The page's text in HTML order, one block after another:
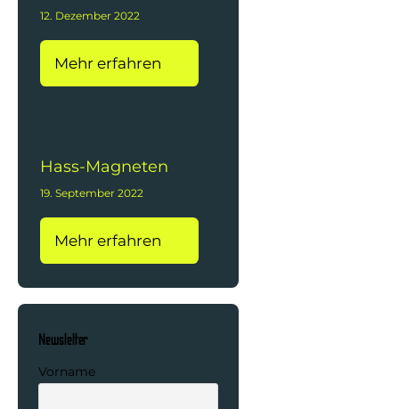
12. Dezember 2022
Mehr erfahren
Hass-Magneten
19. September 2022
Mehr erfahren
Newsletter
Vorname